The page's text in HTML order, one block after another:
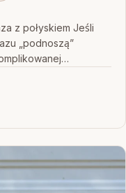
z połyskiem Jeśli
„podnoszą”